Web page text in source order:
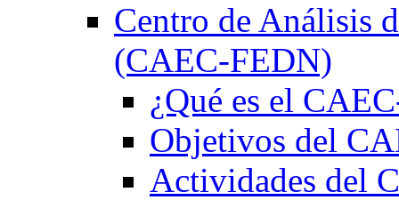
Centro de Análisis
(CAEC-FEDN)
¿Qué es el
Objetivos del
Actividades del